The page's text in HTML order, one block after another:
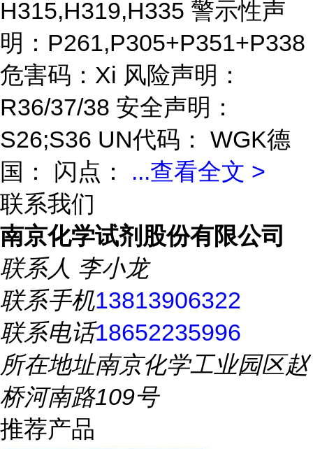
H315,H319,H335 警示性声
明：P261,P305+P351+P338
危害码：Xi 风险声明：
R36/37/38 安全声明：
S26;S36 UN代码： WGK德
国： 闪点： ...查看全文 >
联系我们
南京化学试剂股份有限公司
联系人 李小龙
联系手机13813906322
联系电话18652235996
所在地址南京化学工业园区赵
桥河南路109号
推荐产品